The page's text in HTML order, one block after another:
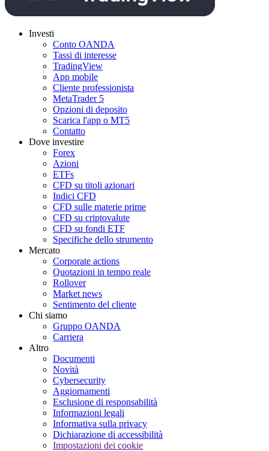
Investi
Conto OANDA
Tassi di interesse
TradingView
App mobile
Cliente professionista
MetaTrader 5
Opzioni di deposito
Scarica l'app o MT5
Contatto
Dove investire
Forex
Azioni
ETFs
CFD su titoli azionari
Indici CFD
CFD sulle materie prime
CFD su criptovalute
CFD su fondi ETF
Specifiche dello strumento
Mercato
Corporate actions
Quotazioni in tempo reale
Rollover
Market news
Sentimento del cliente
Chi siamo
Gruppo OANDA
Carriera
Altro
Documenti
Novità
Cybersecurity
Aggiornamenti
Esclusione di responsabilità
Informazioni legali
Informativa sulla privacy
Dichiarazione di accessibilità
Impostazioni dei cookie